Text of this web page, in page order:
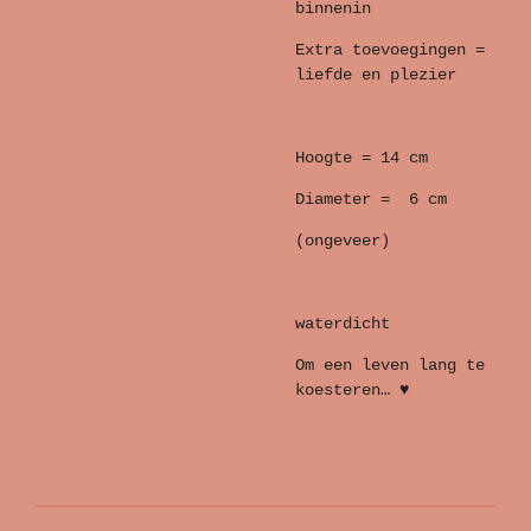
binnenin
Extra toevoegingen =
liefde en plezier
Hoogte = 14 cm
Diameter = 6 cm
(ongeveer)
waterdicht
Om een leven lang te
koesteren… ♥